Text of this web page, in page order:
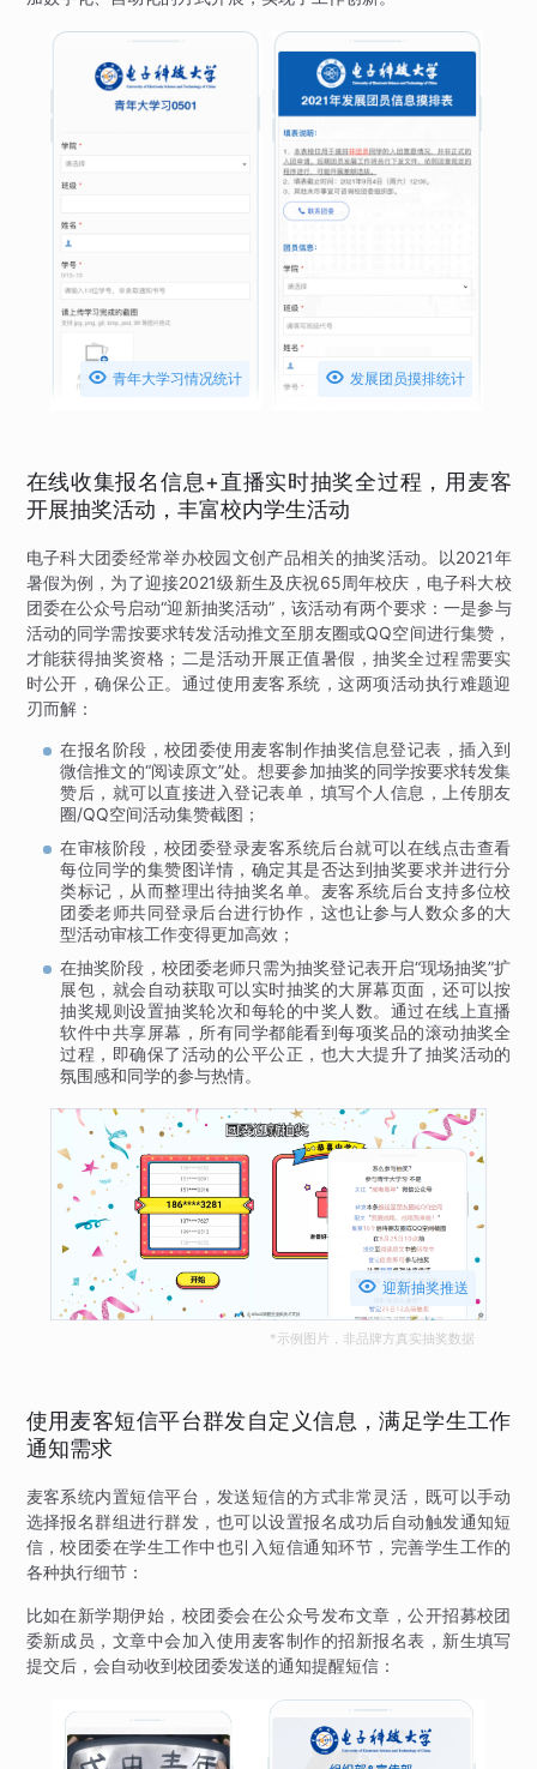
 青年大学习情况统计  发展团员摸排统计
在线收集报名信息+直播实时抽奖全过程，用麦客
开展抽奖活动，丰富校内学生活动
电子科大团委经常举办校园文创产品相关的抽奖活动。以2021年
暑假为例，为了迎接2021级新生及庆祝65周年校庆，电子科大校
团委在公众号启动“迎新抽奖活动”，该活动有两个要求：一是参与
活动的同学需按要求转发活动推文至朋友圈或QQ空间进行集赞，
才能获得抽奖资格；二是活动开展正值暑假，抽奖全过程需要实
时公开，确保公正。通过使用麦客系统，这两项活动执行难题迎
刃而解：
在报名阶段，校团委使用麦客制作抽奖信息登记表，插入到
微信推文的“阅读原文”处。想要参加抽奖的同学按要求转发集
赞后，就可以直接进入登记表单，填写个人信息，上传朋友
圈/QQ空间活动集赞截图；
在审核阶段，校团委登录麦客系统后台就可以在线点击查看
每位同学的集赞图详情，确定其是否达到抽奖要求并进行分
类标记，从而整理出待抽奖名单。麦客系统后台支持多位校
团委老师共同登录后台进行协作，这也让参与人数众多的大
型活动审核工作变得更加高效；
在抽奖阶段，校团委老师只需为抽奖登记表开启“现场抽奖”扩
展包，就会自动获取可以实时抽奖的大屏幕页面，还可以按
抽奖规则设置抽奖轮次和每轮的中奖人数。通过在线上直播
软件中共享屏幕，所有同学都能看到每项奖品的滚动抽奖全
过程，即确保了活动的公平公正，也大大提升了抽奖活动的
氛围感和同学的参与热情。
 迎新抽奖推送
*示例图片，非品牌方真实抽奖数据
使用麦客短信平台群发自定义信息，满足学生工作
通知需求
麦客系统内置短信平台，发送短信的方式非常灵活，既可以手动
选择报名群组进行群发，也可以设置报名成功后自动触发通知短
信，校团委在学生工作中也引入短信通知环节，完善学生工作的
各种执行细节：
比如在新学期伊始，校团委会在公众号发布文章，公开招募校团
委新成员，文章中会加入使用麦客制作的招新报名表，新生填写
提交后，会自动收到校团委发送的通知提醒短信：